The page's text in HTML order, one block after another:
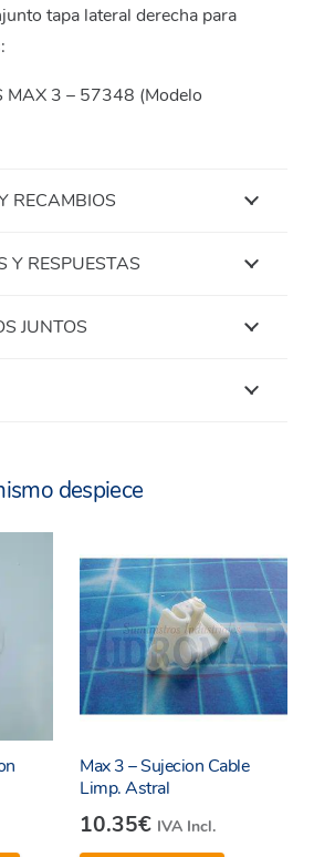
tapa lateral derecha para
MAX 3 – 57348 (Modelo
RECAMBIOS
Y RESPUESTAS
JUNTOS
despiece
Max 3 – Sujecion Cable
Limp. Astral
10.35€ IVA Incl.